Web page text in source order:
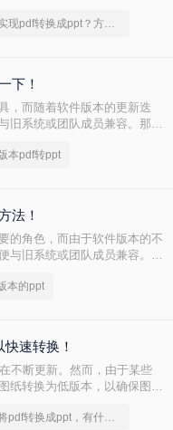
怎么实现pdf转换成ppt？方法详解
下！
，而随着软件版本的更新迭
旧系统或团队成员兼容。那么
本pdf转ppt
法！
的角色，而由于软件版本的不
与旧系统或团队成员兼容。那
本的ppt
速转换！
不断更新。然而，由于某些
纸转换为低版本，以确保图纸
给出具体的操作步骤和注意事
怎么将pdf转换成ppt，有什么快速的方法